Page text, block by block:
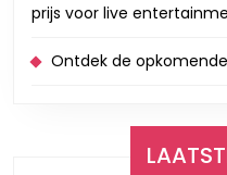
prijs voor live
Ontdek de